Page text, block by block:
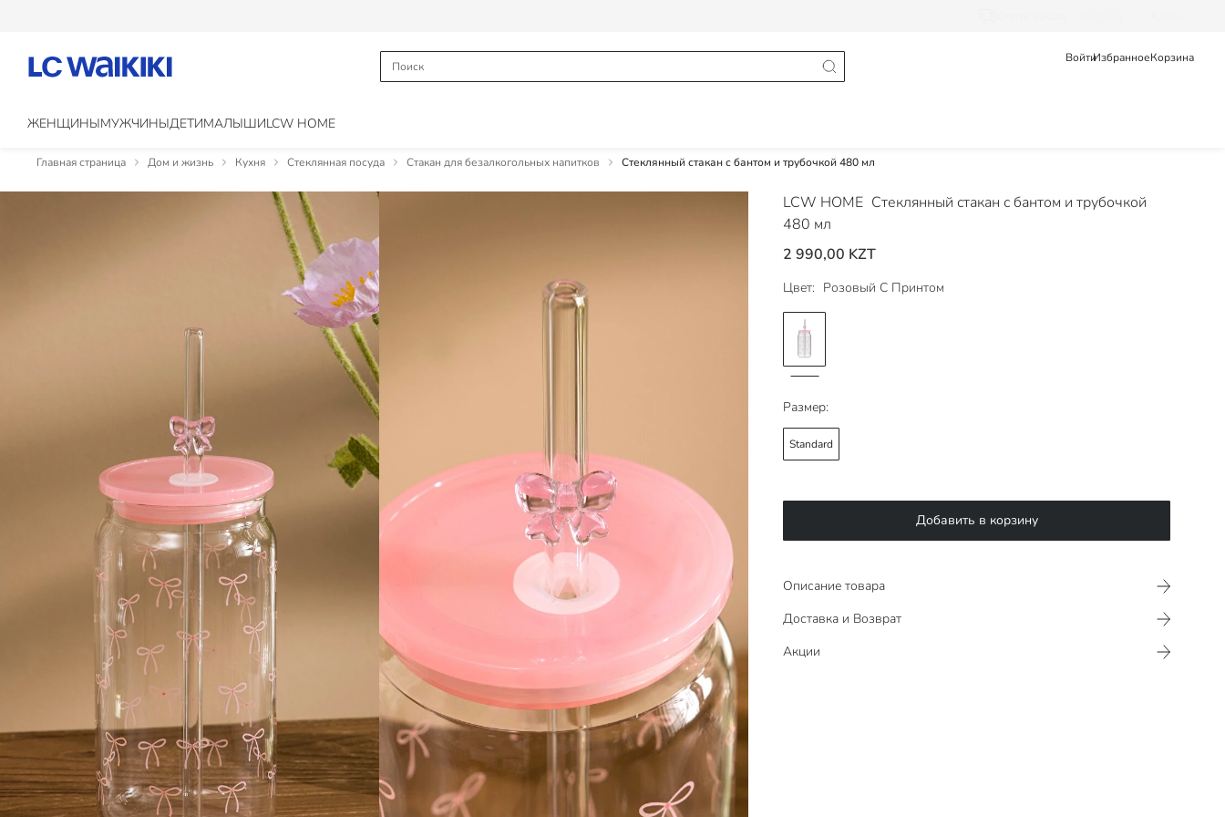
ВойтиИзбранноеКорзина
ЖЕНЩИНЫМУЖЧИНЫДЕТИМАЛЫШИLCW HOME
Главная страница Дом и жизнь Кухня Стеклянная посуда Стакан для безалкогольных напитков Стеклянный стакан с бантом и трубочкой 480 мл
LCW HOME Стеклянный стакан с бантом и трубочкой
480 мл
2 990,00 KZT
Цвет: Розовый С Принтом
Размер:
Standard
Добавить в корзину
Описание товара
Доставка и Возврат
Акции